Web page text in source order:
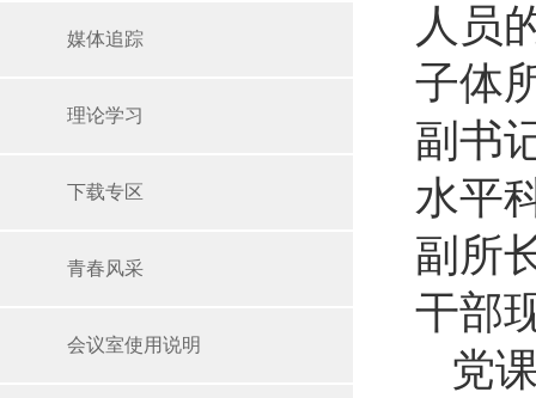
媒体追踪
理论学习
下载专区
青春风采
会议室使用说明
人员
子体
副书
水平
副所
干部
党